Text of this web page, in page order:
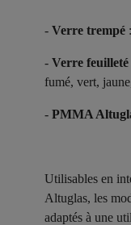
- Verre trempé
- Verre feuilleté
fumé, vert,
- PMMA
Utilisables en
Altuglas, les
adaptés à une